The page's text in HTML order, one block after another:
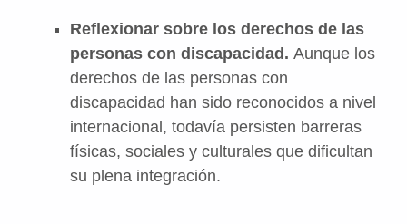
Reflexionar sobre los derechos de las
personas con discapacidad. Aunque los
derechos de las personas con
discapacidad han sido reconocidos a nivel
internacional, todavía persisten barreras
físicas, sociales y culturales que dificultan
su plena integración.